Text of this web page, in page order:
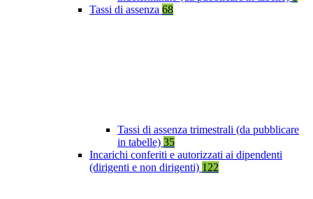
Tassi di assenza 68
Tassi di assenza trimestrali (da pubblicare
in tabelle) 35
Incarichi conferiti e autorizzati ai dipendenti
(dirigenti e non dirigenti) 122